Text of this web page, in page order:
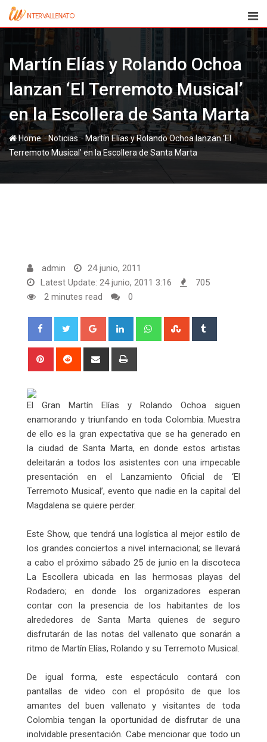
Skip
Martín Elías y Rolando Ochoa
lanzan ‘El Terremoto Musical’
en la Escollera de Santa Marta
Home-Noticias-Martín Elías y Rolando Ochoa lanzan ‘El
Terremoto Musical’ en la Escollera de Santa Marta
admin
24 junio, 2011
Latest Update: 24 junio, 2011 3:16
705
2 minutes read
0
Google+ LinkedIn WhatsappStumbleUpon
Pinterest Reddit
Share
El Gran Martín Elías y Rolando Ochoa siguen
enamorando y triunfando en toda Colombia. Muestra
de ello es la gran expectativa que se ha generado en
la ciudad de Santa Marta, en donde estos artistas
deleitarán a todos los asistentes con una impecable
presentación en el Lanzamiento Oficial de ‘El
Terremoto Musical’, evento que nadie en la capital del
Magdalena se quiere perder.
Este Show, que tendrá una logística al mejor estilo de
los grandes conciertos a nivel internacional; se llevará
a cabo el próximo sábado 25 de junio en la discoteca
La Escollera ubicada en las hermosas playas del
Rodadero; en donde los organizadores esperan
contar con la presencia de los habitantes de los
alrededores de Santa Marta quienes de seguro
disfrutarán de las notas del vallenato que sonarán a
ritmo de Martín Elías, Rolando y su Terremoto Musical.
De igual forma, este espectáculo contará con
pantallas de video con el propósito de que los
amantes del buen vallenato y visitantes de toda
Colombia tengan la oportunidad de disfrutar de una
inolvidable presentación. Cabe mencionar que todo un